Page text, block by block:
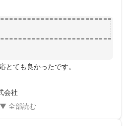
とても良かったです。
会社